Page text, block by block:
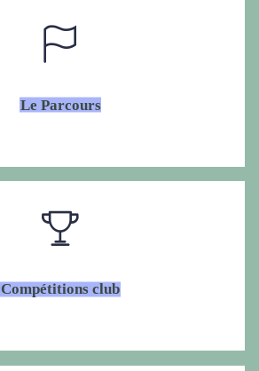
Le Parcours
Compétitions club